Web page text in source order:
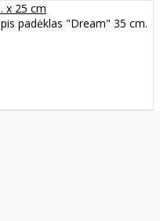
x 25 cm
padėklas "Dream" 35 cm.